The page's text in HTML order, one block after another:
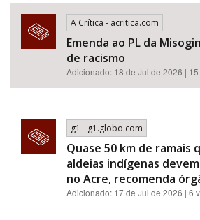
A Crítica - acritica.com
Emenda ao PL da
de racismo​​​​​​​​​​​​​​​​​​​​​​​​​​​​​​​​​​​​​​​​​​
Adicionado: 18 de Jul de 2026 |
g1 - g1.globo.com
Quase 50 km de ramais
aldeias indígenas
no Acre, recomenda
Adicionado: 17 de Jul de 2026 | 6